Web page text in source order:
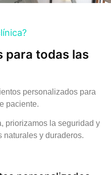
para todas las
personalizados para
paciente.
priorizamos la seguridad y
naturales y duraderos.